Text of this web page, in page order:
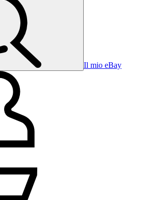
Il mio eBay